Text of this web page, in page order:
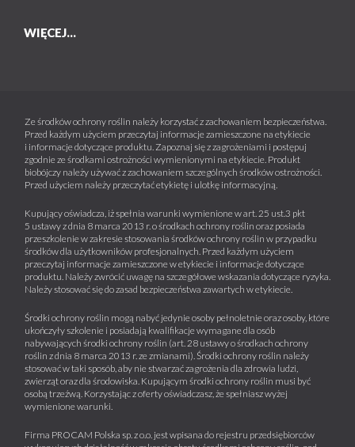
WIĘCEJ...
Ze środków ochrony roślin należy korzystać z zachowaniem bezpieczeństwa.
Przed każdym użyciem przeczytaj informacje zamieszczone na etykiecie
i informacje dotyczące produktu. Zapoznaj się z zagrożeniami i postępuj
zgodnie ze środkami ostrożności wymienionymi na etykiecie. Produkt
biobójczy należy używać z zachowaniem szczególnych środków ostrożności.
Przed użyciem należy przeczytać etykietę i ulotkę informacyjną.
Kupujący oświadcza, iż spełnia warunki wymienione w art. 25 ust.3 pkt
5 ustawy z dnia 8 marca 2013 r. o środkach ochrony roślin oraz posiada
przeszkolenie w zakresie stosowania środków ochrony roślin w przypadku
środków dla użytkowników profesjonalnych. Przed każdym użyciem
przeczytaj informacje zamieszczone w etykiecie i informacje dotyczące
produktu. Należy zwrócić uwagę na szczegółowe wskazania dotyczące ryzyka.
Należy stosować się do zasad bezpieczeństwa zawartych w etykiecie.
Środki ochrony roślin mogą nabyć jedynie osoby pełnoletnie oraz osoby, które
ukończyły szkolenie i posiadają kwalifikacje wymagane dla osób
nabywających środki ochrony roślin (art. 28 ustawy o środkach ochrony
roślin z dnia 8 marca 2013 r. ze zmianami). Środki ochrony roślin należy
stosować w taki sposób, aby nie stwarzać zagrożenia dla zdrowia ludzi,
zwierząt oraz dla środowiska. Kupującym środki ochrony roślin musi być
osobą trzeźwą. Korzystając z oferty oświadczasz, że spełniasz wyżej
wymienione warunki.
Firma PROCAM Polska sp. z o.o. jest wpisana do rejestru przedsiębiorców